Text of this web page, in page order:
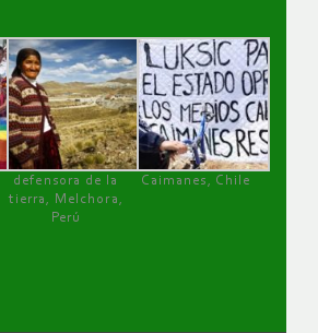
defensora de la
tierra, Melchora,
Perú
Caimanes, Chile